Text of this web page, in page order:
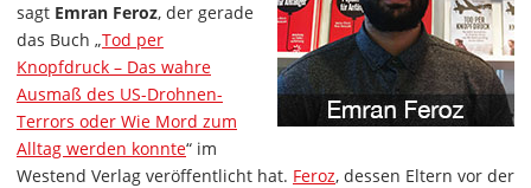
sagt Emran Feroz, der gerade
das Buch „Tod per
Knopfdruck – Das wahre
Ausmaß des US-Drohnen-
Terrors oder Wie Mord zum
Alltag werden konnte“ im
Westend Verlag veröffentlicht hat. Feroz, dessen Eltern vor der